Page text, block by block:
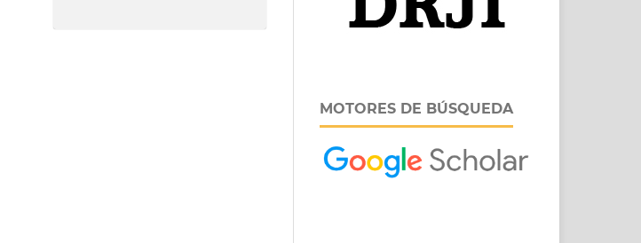
MOTORES DE BÚSQUEDA